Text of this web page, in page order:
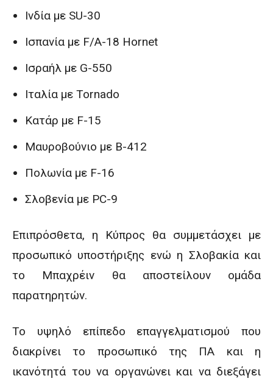
Ινδία με SU-30
Ισπανία με F/A-18 Hornet
Ισραήλ με G-550
Ιταλία με Tornado
Κατάρ με F-15
Μαυροβούνιο με B-412
Πολωνία με F-16
Σλοβενία με PC-9
Επιπρόσθετα, η Κύπρος θα συμμετάσχει με
προσωπικό υποστήριξης ενώ η Σλοβακία και
το Μπαχρέιν θα αποστείλουν ομάδα
παρατηρητών.
Το υψηλό επίπεδο επαγγελματισμού που
διακρίνει το προσωπικό της ΠΑ και η
ικανότητά του να οργανώνει και να διεξάγει